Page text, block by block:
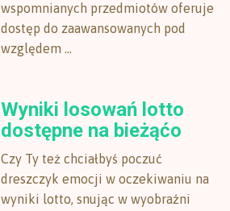
wspomnianych przedmiotów oferuje
dostęp do zaawansowanych pod
względem ...
Wyniki losowań lotto
dostępne na bieżąćo
Czy Ty też chciałbyś poczuć
dreszczyk emocji w oczekiwaniu na
wyniki lotto, snując w wyobraźni